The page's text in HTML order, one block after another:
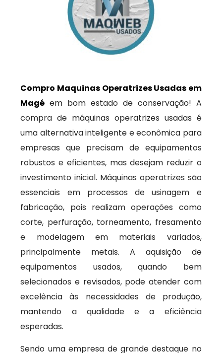
Compro Maquinas Operatrizes Usadas em
Magé em bom estado de conservação! A
compra de máquinas operatrizes usadas é
uma alternativa inteligente e econômica para
empresas que precisam de equipamentos
robustos e eficientes, mas desejam reduzir o
investimento inicial. Máquinas operatrizes são
essenciais em processos de usinagem e
fabricação, pois realizam operações como
corte, perfuração, torneamento, fresamento
e modelagem em materiais variados,
principalmente metais. A aquisição de
equipamentos usados, quando bem
selecionados e revisados, pode atender com
excelência às necessidades de produção,
mantendo a qualidade e a eficiência
esperadas.
Sendo uma empresa de grande destaque no